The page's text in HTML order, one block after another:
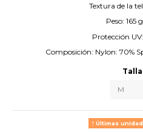
Textura de la
Peso: 165
Protección
Composición: Nylon: 70%
Talla
Últimas